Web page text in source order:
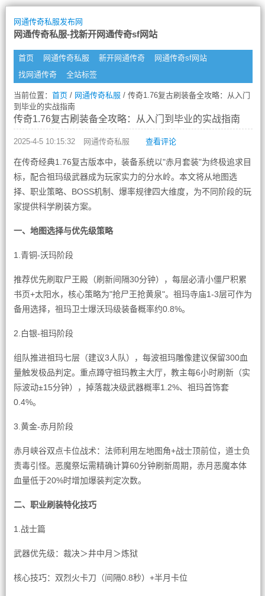
网通传奇私服发布网
网通传奇私服-找新开网通传奇sf网站
首页 网通传奇私服 新开网通传奇
网通传奇sf网站
找网通传奇
全站标签
当前位置： 首页/ 网通传奇私服 / 传奇1.76复古刷装备全攻略：从入门
到毕业的实战指南
传奇1.76复古刷装备全攻略：从入门到毕业的实战指南
2025-4-5 10:15:32 网通传奇私服 查看评论
在传奇经典1.76复古版本中，装备系统以"赤月套装"为终极追求目
标，配合祖玛级武器成为玩家实力的分水岭。本文将从地图选
择、职业策略、BOSS机制、爆率规律四大维度，为不同阶段的玩
家提供科学刷装方案。
一、地图选择与优先级策略
1.青铜-沃玛阶段
推荐优先刷取尸王殿（刷新间隔30分钟），每层必清小僵尸积累
书页+太阳水，核心策略为"抢尸王抢黄泉"。祖玛寺庙1-3层可作为
备用选择，祖玛卫士爆沃玛级装备概率约0.8%。
2.白银-祖玛阶段
组队推进祖玛七层（建议3人队），每波祖玛雕像建议保留300血
量触发极品判定。重点蹲守祖玛教主大厅，教主每6小时刷新（实
际波动±15分钟），掉落裁决级武器概率1.2%、祖玛首饰套
0.4%。
3.黄金-赤月阶段
赤月峡谷双点卡位战术：法师利用左地图角+战士顶前位，道士负
责毒引怪。恶魔祭坛需精确计算60分钟刷新周期，赤月恶魔本体
血量低于20%时增加爆装判定次数。
二、职业刷装特化技巧
1.战士篇
武器优先级：裁决＞井中月＞炼狱
核心技巧：双烈火卡刀（间隔0.8秒）+半月卡位